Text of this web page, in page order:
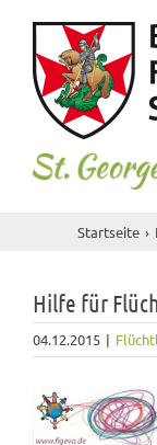
content
Startseite
Hilfe für
04.12.2015 |